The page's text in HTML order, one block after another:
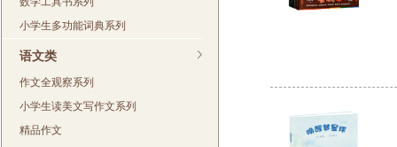
小学生多功能词典系列
语文类
作文全观察系列
小学生读美文写作文系列
精品作文